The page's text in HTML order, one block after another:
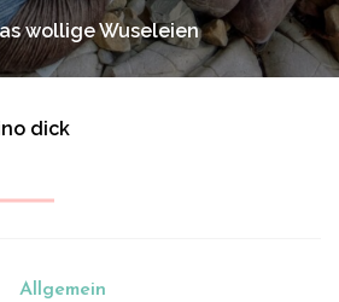
wollige Wuseleien
dick
Allgemein